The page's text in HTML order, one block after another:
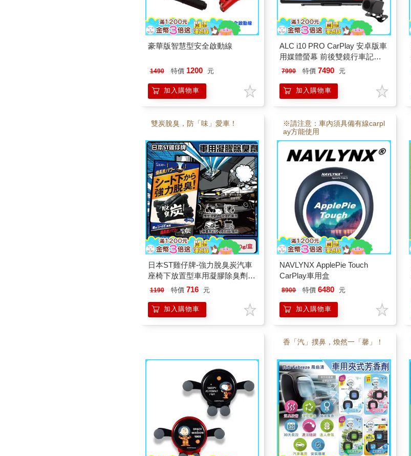
豪華版智慧型安全啟動線
1490 特價 1200 元
加入購物車
ALC i10 PRO CarPlay 安卓版車
用媒體螢幕 前後雙鏡行車記錄
器※贈32G卡※
7990 特價 7490 元
加入購物車
雙炭脫臭，防「味」愛車！
日本ST雞仔牌-強力脫臭炭汽車
座椅下放置型車用凝膠除臭劑
200g/藍盒(車內靜置吸附淨味盒/
性碳除空調食物異味)
1190 特價 716 元
加入購物車
※請注意：車內須具備有線carpl
ay方能使用
NAVLYNX ApplePie Touch
CarPlay車用盒
8900 特價 6480 元
加入購物車
香「汽」撲鼻，煥然一「馨」！